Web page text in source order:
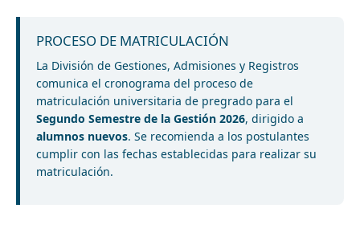
PROCESO DE MATRICULACIÓN
La División de Gestiones, Admisiones y Registros
comunica el cronograma del proceso de
matriculación universitaria de pregrado para el
Segundo Semestre de la Gestión 2026, dirigido a
alumnos nuevos. Se recomienda a los postulantes
cumplir con las fechas establecidas para realizar su
matriculación.